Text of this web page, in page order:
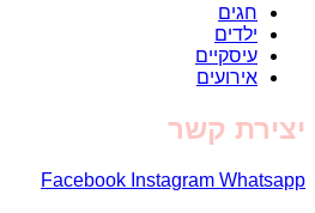
חגים
ילדים
עיסקיים
אירועים
יצירת קשר
Facebook Instagram Whatsapp